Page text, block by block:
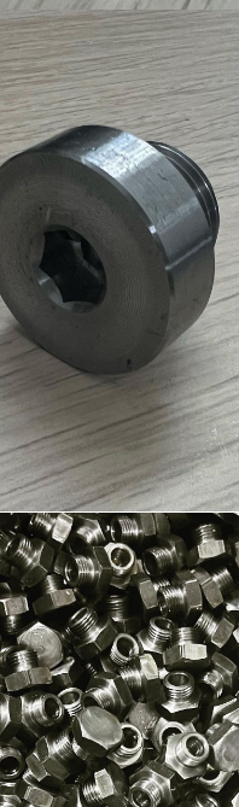
Ürün-15
Ürün-10